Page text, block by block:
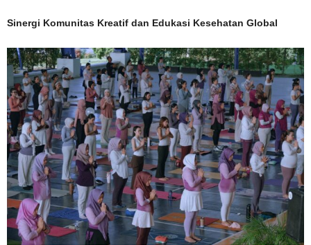
Sinergi Komunitas Kreatif dan Edukasi Kesehatan Global